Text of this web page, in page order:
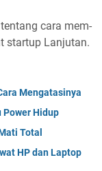
cara mem-
startup Lanjutan.
Mengatasinya
Power Hidup
Total
HP dan Laptop